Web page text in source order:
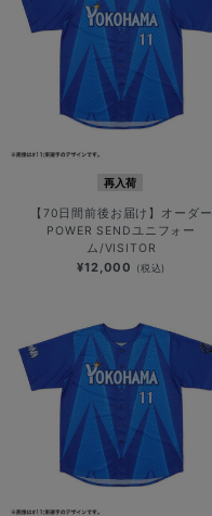
再入荷
【70日間前後お届け】オーダー
POWER SENDユニフォー
ム/VISITOR
¥12,000 (税込)